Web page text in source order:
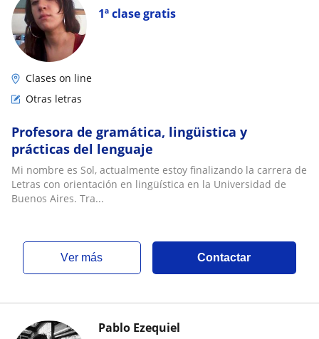
1ª clase gratis
Clases on line
Otras letras
Profesora de gramática, lingüistica y
prácticas del lenguaje
Mi nombre es Sol, actualmente estoy finalizando la carrera de
Letras con orientación en lingüística en la Universidad de
Buenos Aires. Tra...
ver más Contactar
Pablo Ezequiel